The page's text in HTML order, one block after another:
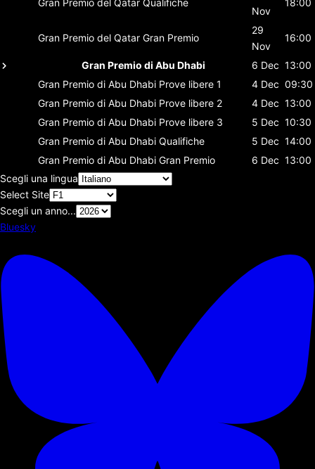
Nov
Gran Premio del Qatar Gran Premio
29
Nov
16:00
Gran Premio di Abu Dhabi 6 Dec 13:00
Gran Premio di Abu Dhabi Prove libere 1 4 Dec 09:30
Gran Premio di Abu Dhabi Prove libere 2 4 Dec 13:00
Gran Premio di Abu Dhabi Prove libere 3 5 Dec 10:30
Gran Premio di Abu Dhabi Qualifiche 5 Dec 14:00
Gran Premio di Abu Dhabi Gran Premio 6 Dec 13:00
Scegli una lingua
Select Site
Scegli un anno...
Bluesky